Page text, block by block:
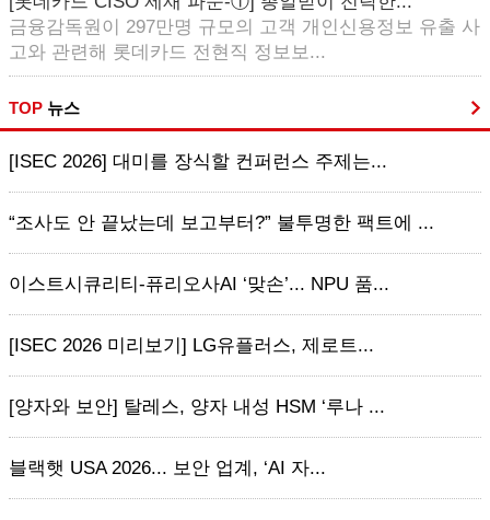
금융감독원이 297만명 규모의 고객 개인신용정보 유출 사
고와 관련해 롯데카드 전현직 정보보...
TOP 뉴스
[ISEC 2026] 대미를 장식할 컨퍼런스 주제는...
“조사도 안 끝났는데 보고부터?” 불투명한 팩트에 ...
이스트시큐리티-퓨리오사AI ‘맞손’... NPU 품...
[ISEC 2026 미리보기] LG유플러스, 제로트...
[양자와 보안] 탈레스, 양자 내성 HSM ‘루나 ...
블랙햇 USA 2026... 보안 업계, ‘AI 자...